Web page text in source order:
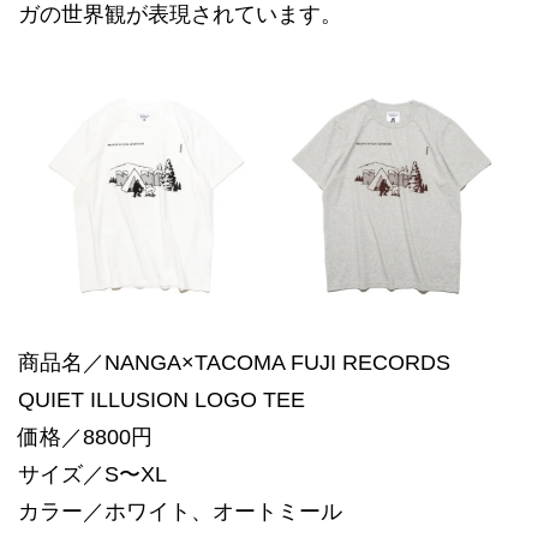
ガの世界観が表現されています。
商品名／NANGA×TACOMA FUJI RECORDS
QUIET ILLUSION LOGO TEE
価格／8800円
サイズ／S〜XL
カラー／ホワイト、オートミール